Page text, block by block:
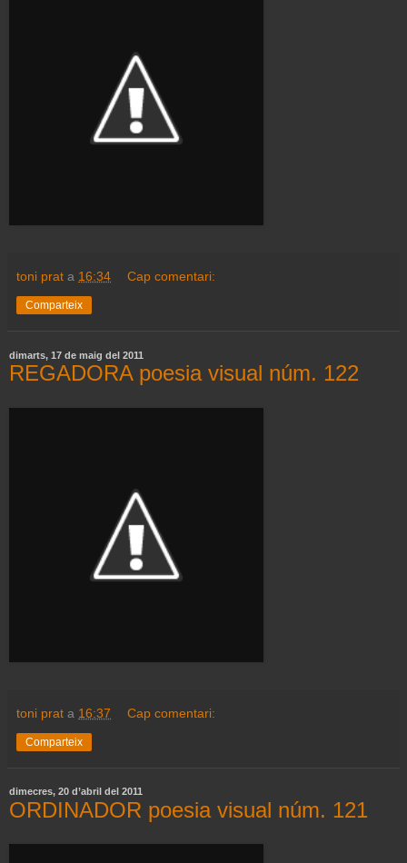
toni prat a 16:34 Cap comentari:
Comparteix
dimarts, 17 de maig del 2011
REGADORA poesia visual núm. 122
toni prat a 16:37 Cap comentari:
Comparteix
dimecres, 20 d’abril del 2011
ORDINADOR poesia visual núm. 121